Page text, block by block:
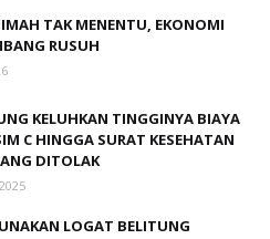
TAK MENENTU, EKONOMI
RUSUH
KELUHKAN TINGGINYA BIAYA
C HINGGA SURAT KESEHATAN
DITOLAK
LOGAT BELITUNG